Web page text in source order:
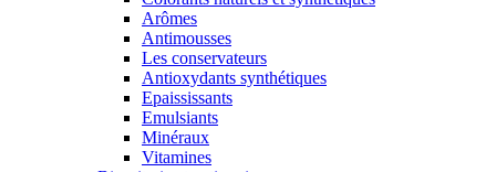
Arômes
Antimousses
Les conservateurs
Antioxydants synthétiques
Epaississants
Emulsiants
Minéraux
Vitamines